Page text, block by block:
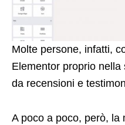
Molte persone, infatti,
Elementor proprio
da recensioni e
A poco a poco, però, la